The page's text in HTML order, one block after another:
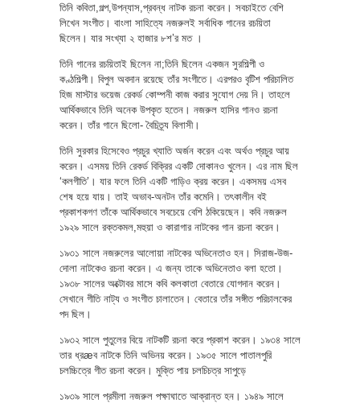
তিনি কবিতা,গল্প,উপন্যাস,প্রবন্ধ নাটক রচনা করেন। সবচাইতে বেশি
লিখেন সংগীত। বাংলা সাহিত্যে নজরুলই সর্বাধিক গানের রচয়িতা
ছিলেন। যার সংখ্যা ২ হাজার ৮শ’র মত ।
তিনি গানের রচয়িতাই ছিলেন না;তিনি ছিলেন একজন সুরশিল্পী ও
কণ্ঠশিল্পী। বিপুল অবদান রয়েছে তাঁর সংগীতে। এরপরও বৃটিশ পরিচালিত
হিজ মাস্টার ভয়েজ রেকর্ড কোম্পনী কাজ করার সুযোগ দেয় নি। তাহলে
আর্থিকভাবে তিনি অনেক উপকৃত হতেন। নজরুল হাসির গানও রচনা
করেন। তাঁর গানে ছিলো- বৈচিত্র্য বিলাসী।
তিনি সুরকার হিসেবেও প্রচুর খ্যাতি অর্জন করেন এবং অর্থও প্রচুর আয়
করেন। এসময় তিনি রেকর্ড বিক্রির একটি দোকানও খুলেন। এর নাম ছিল
‘কলগীতি’। যার ফলে তিনি একটি গাড়িও ক্রয় করেন। একসময় এসব
শেষ হয়ে যায়। তাই অভাব-অনটন তাঁর কমেনি। তৎকালীন বই
প্রকাশকগণ তাঁকে আর্থিকভাবে সবচেয়ে বেশি ঠকিয়েছেন। কবি নজরুল
১৯২৯ সালে রক্তকমল,মহুয়া ও কারাগার নাটকের গান রচনা করেন।
১৯৩১ সালে নজরুলের আলোয়া নাটকের অভিনেতাও হন। সিরাজ-উজ-
দোলা নাটকেও রচনা করেন। এ জন্য তাকে অভিনেতাও বলা হতো।
১৯৩৮ সালের অক্টোবর মাসে কবি কলকাতা বেতারে যোগদান করেন।
সেখানে গীতি নাট্য ও সংগীত চালাতেন। বেতারে তাঁর সঙ্গীত পরিচালকের
পদ ছিল।
১৯৩২ সালে পুতুলের বিয়ে নাটকটি রচনা করে প্রকাশ করেন। ১৯৩৪ সালে
তার ধ্রæব নাটকে তিনি অভিনয় করেন। ১৯৩৫ সালে পাতালপুরি
চলচ্চিত্রে গীত রচনা করেন। মুক্তি পায় চলচিচত্র সাপুড়ে
১৯৩৯ সালে প্রমীলা নজরুল পক্ষাঘাতে আক্রান্ত হন। ১৯৪৯ সালে